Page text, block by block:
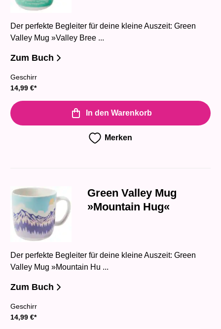
Der perfekte Begleiter für deine kleine Auszeit: Green
Valley Mug »Valley Bree ...
Zum Buch
Geschirr
14,99 €*
In den Warenkorb
Merken
Green Valley Mug
»Mountain Hug«
Der perfekte Begleiter für deine kleine Auszeit: Green
Valley Mug »Mountain Hu ...
Zum Buch
Geschirr
14,99 €*